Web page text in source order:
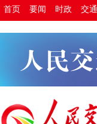
首页 要闻 时政 交通